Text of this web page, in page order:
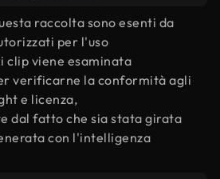
raccolta sono esenti da
per l'uso
clip viene esaminata
verificarne la conformità agli
e licenza,
dal fatto che sia stata girata
con l'intelligenza